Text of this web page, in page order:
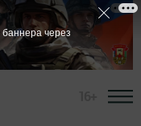
через